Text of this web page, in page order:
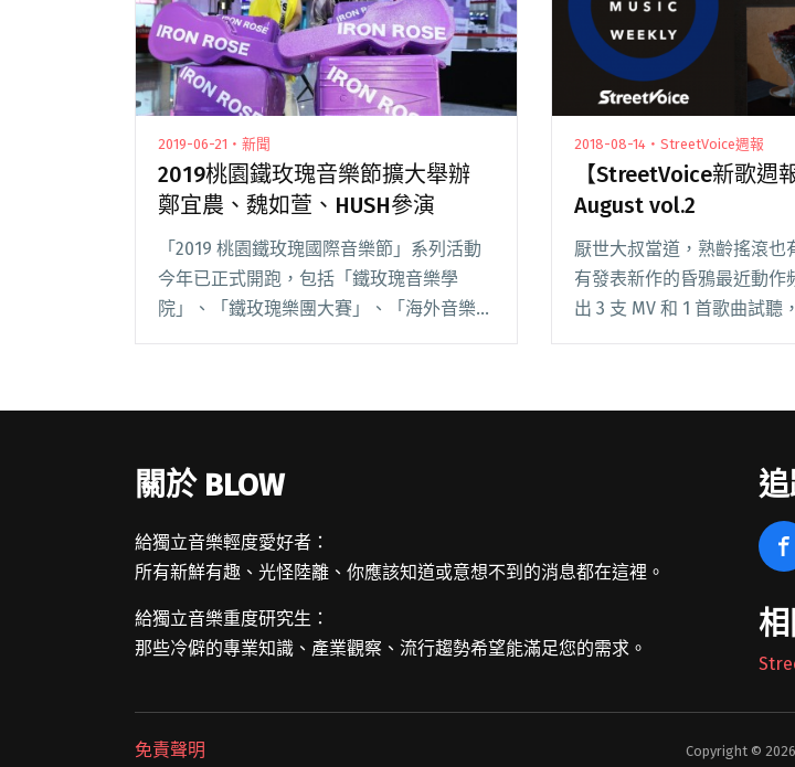
大玩林宥嘉〈少女〉"
回歸"
2019-06-21・新聞
2019桃園鐵玫瑰音樂節擴大舉辦
鄭宜農、魏如萱、HUSH參演
「2019 桃園鐵玫瑰國際音樂節」系列活動
今年已正式開跑，包括「鐵玫瑰音樂學
院」、「鐵玫瑰樂團大賽」、「海外音樂節
2018-08-14・StreetVoice週報
【StreetVoice新歌週報
August vol.2
厭世大叔當道，‎熟齡搖滾‬也
有發表新作的昏鴉最近動作
出 3 支 MV 和 1 首歌曲試聽
關於 BLOW
給獨立音樂輕度愛好者：
所有新鮮有趣、光怪陸離、你應該知道或意想不到的消息都在這裡。
給獨立音樂重度研究生：
那些冷僻的專業知識、產業觀察、流行趨勢希望能滿足您的需求。
免責聲明 Copyright ©